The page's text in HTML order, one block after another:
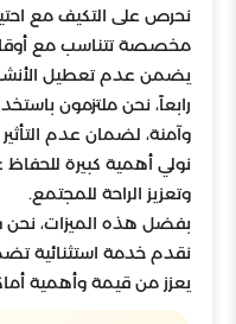
نحرص على التكيف مع
مخصصة تتناسب مع
يضمن عدم تعطيل
رابعاً، نحن ملتزمون
وآمنة، لضمان عدم
نولي أهمية كبيرة
وتعزيز الراحة للمجتمع.
بفضل هذه الميزات،
نقدم خدمة استثنائية
يعزز من قيمة وأهمية